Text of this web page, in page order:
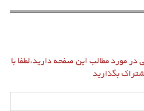
در مورد مطالب این صفحه دارید،لطفا با
بگذارید